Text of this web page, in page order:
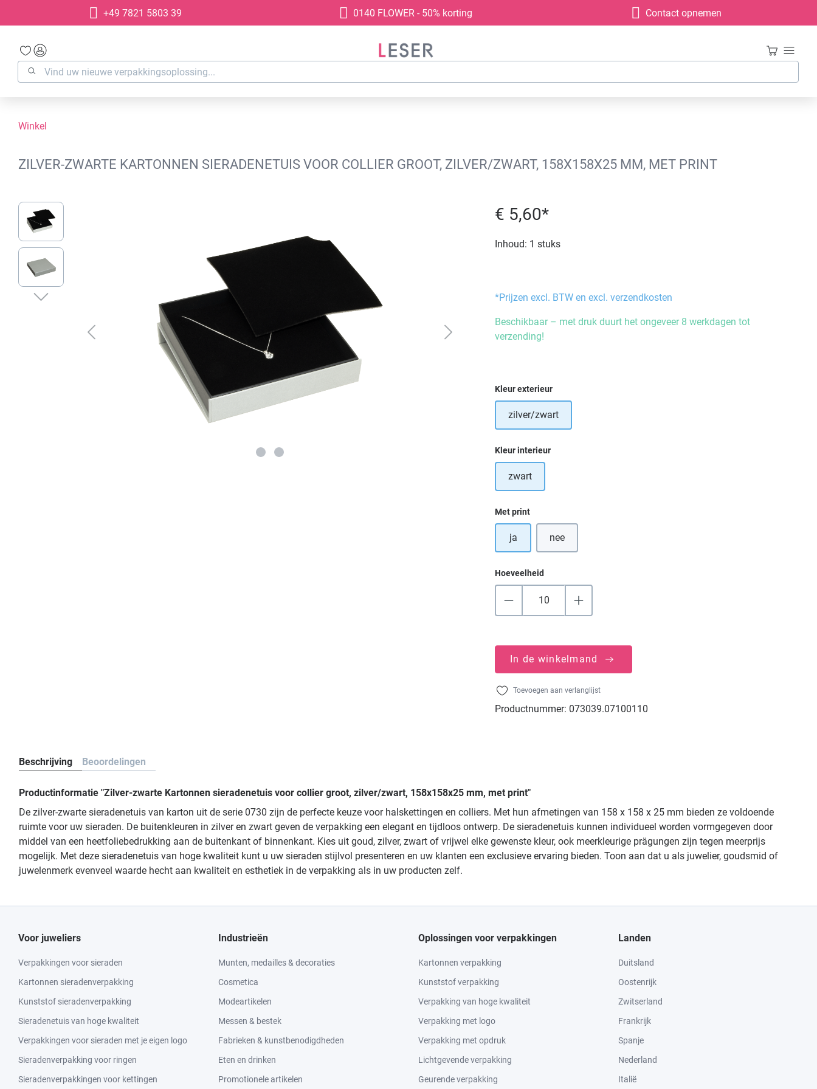
Ga naar de hoofdnavigatie
+49 7821 5803 39 0140 FLOWER - 50% korting Contact opnemen
Winkel
ZILVER-ZWARTE KARTONNEN SIERADENETUIS VOOR COLLIER GROOT, ZILVER/ZWART, 158X158X25 MM, MET PRINT
Afbeeldingengalerij overslaan € 5,60*
Inhoud: 1 stuks
*Prijzen excl. BTW en excl. verzendkosten
Beschikbaar – met druk duurt het ongeveer 8 werkdagen tot
verzending!
Selecteer
Kleur exterieur
zilver/zwart
Selecteer
Kleur interieur
zwart
Selecteer
Met print
ja nee
Hoeveelheid
In de winkelmand
Toevoegen aan verlanglijst
Productnummer: 073039.07100110
Beschrijving Beoordelingen
Productinformatie "Zilver-zwarte Kartonnen sieradenetuis voor collier groot, zilver/zwart, 158x158x25 mm, met print"
De zilver-zwarte sieradenetuis van karton uit de serie 0730 zijn de perfecte keuze voor halskettingen en colliers. Met hun afmetingen van 158 x 158 x 25 mm bieden ze voldoende
ruimte voor uw sieraden. De buitenkleuren in zilver en zwart geven de verpakking een elegant en tijdloos ontwerp. De sieradenetuis kunnen individueel worden vormgegeven door
middel van een heetfoliebedrukking aan de buitenkant of binnenkant. Kies uit goud, zilver, zwart of vrijwel elke gewenste kleur, ook meerkleurige prägungen zijn tegen meerprijs
mogelijk. Met deze sieradenetuis van hoge kwaliteit kunt u uw sieraden stijlvol presenteren en uw klanten een exclusieve ervaring bieden. Toon aan dat u als juwelier, goudsmid of
juwelenmerk evenveel waarde hecht aan kwaliteit en esthetiek in de verpakking als in uw producten zelf.
Voor juweliers
Verpakkingen voor sieraden
Kartonnen sieradenverpakking
Kunststof sieradenverpakking
Sieradenetuis van hoge kwaliteit
Verpakkingen voor sieraden met je eigen logo
Sieradenverpakking voor ringen
Sieradenverpakkingen voor kettingen
Industrieën
Munten, medailles & decoraties
Cosmetica
Modeartikelen
Messen & bestek
Fabrieken & kunstbenodigdheden
Eten en drinken
Promotionele artikelen
Oplossingen voor verpakkingen
Kartonnen verpakking
Kunststof verpakking
Verpakking van hoge kwaliteit
Verpakking met logo
Verpakking met opdruk
Lichtgevende verpakking
Geurende verpakking
Landen
Duitsland
Oostenrijk
Zwitserland
Frankrijk
Spanje
Nederland
Italië